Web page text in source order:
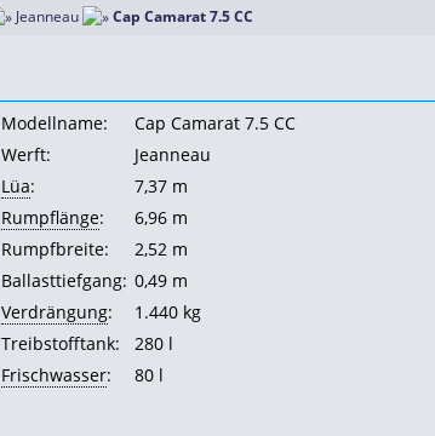
Jeanneau Cap Camarat 7.5 CC
Modellname:
Cap Camarat 7.5 CC
Werft:
Jeanneau
Lüa:
7,37 m
Rumpflänge:
6,96 m
Rumpfbreite:
2,52 m
Ballasttiefgang: 0,49 m
Verdrängung:
1.440 kg
Treibstofftank:
280 l
Frischwasser: 80 l